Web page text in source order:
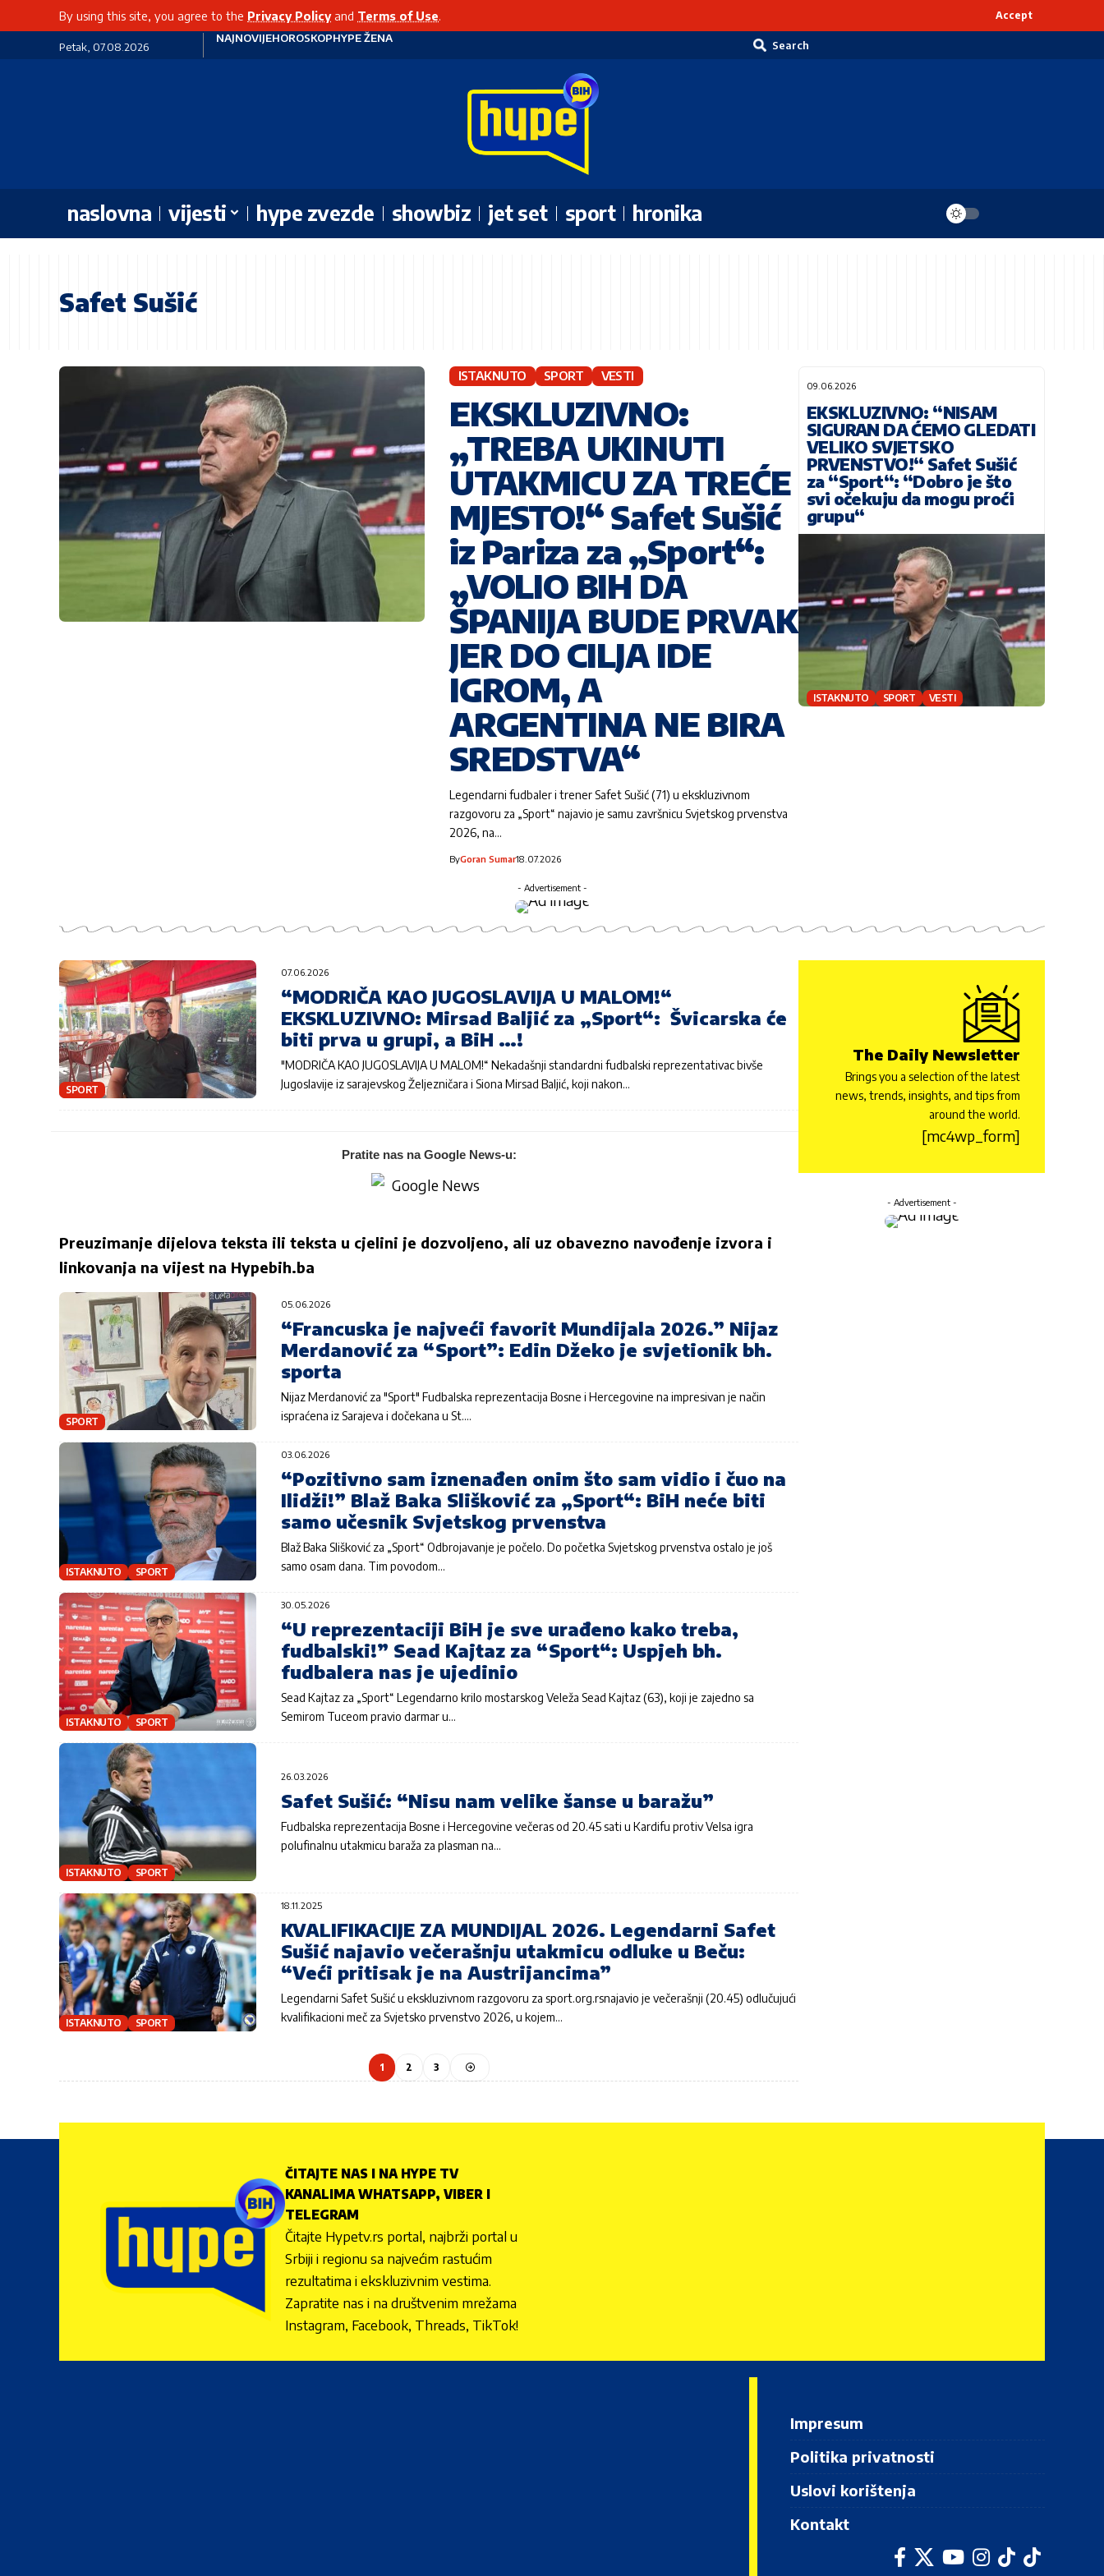
By using this site, you agree to the Privacy Policyand Terms of Use. Accept
Petak, 07.08.2026
NAJNOVIJEHOROSKOPHYPE ŽENA
Search
naslovna vijesti hype zvezde showbiz jet set sport hronika
Safet Sušić
ISTAKNUTO SPORT VESTI
EKSKLUZIVNO:
„TREBA UKINUTI
UTAKMICU ZA TREĆE
MJESTO!“ Safet Sušić
iz Pariza za „Sport“:
„VOLIO BIH DA
ŠPANIJA BUDE PRVAK
JER DO CILJA IDE
IGROM, A
ARGENTINA NE BIRA
SREDSTVA“
Legendarni fudbaler i trener Safet Sušić (71) u ekskluzivnom
razgovoru za „Sport“ najavio je samu završnicu Svjetskog prvenstva
2026, na…
ByGoran Sumar18.07.2026
09.06.2026
EKSKLUZIVNO: “NISAM
SIGURAN DA ĆEMO GLEDATI
VELIKO SVJETSKO
PRVENSTVO!“ Safet Sušić
za “Sport“: “Dobro je što
svi očekuju da mogu proći
grupu“
ISTAKNUTO SPORT VESTI
- Advertisement -
SPORT
07.06.2026
“MODRIČA KAO JUGOSLAVIJA U MALOM!“
EKSKLUZIVNO: Mirsad Baljić za „Sport“: Švicarska će
biti prva u grupi, a BiH …!
"MODRIČA KAO JUGOSLAVIJA U MALOM!“ Nekadašnji standardni fudbalski reprezentativac bivše
Jugoslavije iz sarajevskog Željezničara i Siona Mirsad Baljić, koji nakon…
Pratite nas na Google News-u:
Preuzimanje dijelova teksta ili teksta u cjelini je dozvoljeno, ali uz obavezno navođenje izvora i
linkovanja na vijest na Hypebih.ba
SPORT
05.06.2026
“Francuska je najveći favorit Mundijala 2026.” Nijaz
Merdanović za “Sport”: Edin Džeko je svjetionik bh.
sporta
Nijaz Merdanović za "Sport" Fudbalska reprezentacija Bosne i Hercegovine na impresivan je način
ispraćena iz Sarajeva i dočekana u St.…
ISTAKNUTO SPORT
03.06.2026
“Pozitivno sam iznenađen onim što sam vidio i čuo na
Ilidži!” Blaž Baka Slišković za „Sport“: BiH neće biti
samo učesnik Svjetskog prvenstva
Blaž Baka Slišković za „Sport“ Odbrojavanje je počelo. Do početka Svjetskog prvenstva ostalo je još
samo osam dana. Tim povodom…
ISTAKNUTO SPORT
30.05.2026
“U reprezentaciji BiH je sve urađeno kako treba,
fudbalski!” Sead Kajtaz za “Sport“: Uspjeh bh.
fudbalera nas je ujedinio
Sead Kajtaz za „Sport“ Legendarno krilo mostarskog Veleža Sead Kajtaz (63), koji je zajedno sa
Semirom Tuceom pravio darmar u…
ISTAKNUTO SPORT
26.03.2026
Safet Sušić: “Nisu nam velike šanse u baražu”
Fudbalska reprezentacija Bosne i Hercegovine večeras od 20.45 sati u Kardifu protiv Velsa igra
polufinalnu utakmicu baraža za plasman na…
ISTAKNUTO SPORT
18.11.2025
KVALIFIKACIJE ZA MUNDIJAL 2026. Legendarni Safet
Sušić najavio večerašnju utakmicu odluke u Beču:
“Veći pritisak je na Austrijancima”
Legendarni Safet Sušić u ekskluzivnom razgovoru za sport.org.rsnajavio je večerašnji (20.45) odlučujući
kvalifikacioni meč za Svjetsko prvenstvo 2026, u kojem…
1 2 3
The Daily Newsletter
Brings you a selection of the latest
news, trends, insights, and tips from
around the world.
[mc4wp_form]
- Advertisement -
ČITAJTE NAS I NA HYPE TV
KANALIMA WHATSAPP, VIBER I
TELEGRAM
Čitajte Hypetv.rs portal, najbrži portal u
Srbiji i regionu sa najvećim rastućim
rezultatima i ekskluzivnim vestima.
Zapratite nas i na društvenim mrežama
Instagram, Facebook, Threads, TikTok!
Impresum
Politika privatnosti
Uslovi korištenja
Kontakt